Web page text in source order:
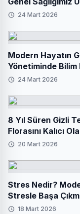
24 Mart 2026
Modern Hayatın
Yönetiminde Bilim
24 Mart 2026
8 Yıl Süren Gizli
Florasını Kalıcı
20 Mart 2026
Stres Nedir?
Stresle Başa
18 Mart 2026